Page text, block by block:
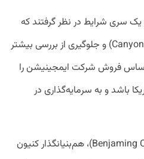
یک سری شرایط در نظر گرفتند که
باعث قرارداد آن با صندوق سرمایه کنیون بریدج (Canyon Bridge) و جلوگیری از بررسی بیشتر
فروش شرکت ایمجینیشن را
باشد و به سرمایه‌گذاری در
پس از نهایی شدن این قرارداد آمریکا بنجامی چائو (Benjaming Chow)، هم‌بنیانگذار کنیون